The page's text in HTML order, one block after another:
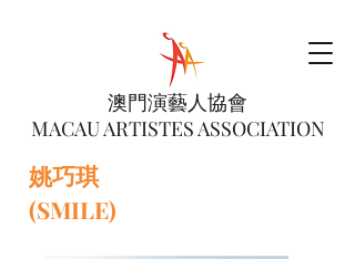
澳門演藝人協會
MACAU ARTISTES ASSOCIATION
姚巧琪
(SMILE)